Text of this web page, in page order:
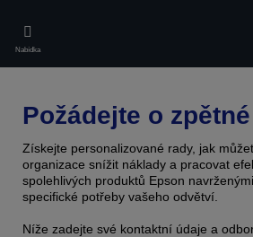
main
content
Nabídka
Požádejte o
Získejte personalizované rady, jak
organizace snížit náklady a pracovat
spolehlivých produktů Epson
specifické potřeby vašeho odvětví.
Níže zadejte své kontaktní údaje a